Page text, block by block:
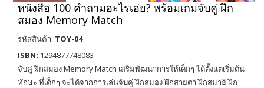
หนังสือ 100 คำถามอะไรเอ่ย? พร้อมเกมจับคู่ ฝึก
สมอง Memory Match
รหัสสินค้า: TOY-04
ISBN: 1294877748083
จับคู่ ฝึกสมอง Memory Match เสริมพัฒนาการให้เด็กๆ ได้ตั้งแต่เริ่มต้น
ทักษะ ที่เด็กๆ จะได้จากการเล่นจับคู่ ฝึกสมอง ฝึกสายตา ฝึกสมาธิ ฝึก